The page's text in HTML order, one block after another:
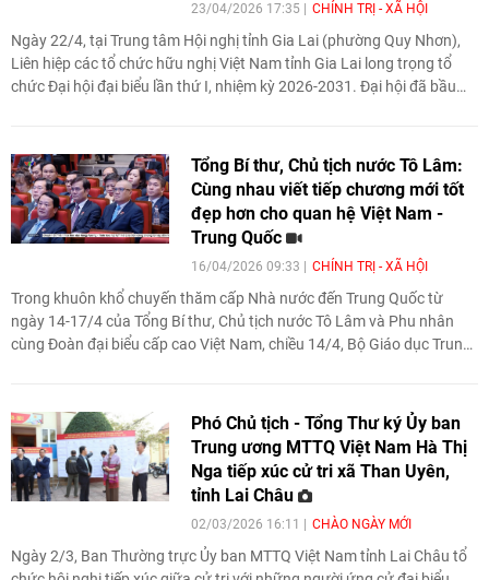
23/04/2026 17:35 CHÍNH TRỊ - XÃ HỘI
Ngày 22/4, tại Trung tâm Hội nghị tỉnh Gia Lai (phường Quy Nhơn),
Liên hiệp các tổ chức hữu nghị Việt Nam tỉnh Gia Lai long trọng tổ
chức Đại hội đại biểu lần thứ I, nhiệm kỳ 2026-2031. Đại hội đã bầu
chức hữu nghị Việt Nam tỉnh Gia Lai nhiệm kỳ 2026-2031.
Tổng Bí thư, Chủ tịch nước Tô Lâm:
Cùng nhau viết tiếp chương mới tốt
đẹp hơn cho quan hệ Việt Nam -
Trung Quốc
16/04/2026 09:33 CHÍNH TRỊ - XÃ HỘI
Trong khuôn khổ chuyến thăm cấp Nhà nước đến Trung Quốc từ
ngày 14-17/4 của Tổng Bí thư, Chủ tịch nước Tô Lâm và Phu nhân
cùng Đoàn đại biểu cấp cao Việt Nam, chiều 14/4, Bộ Giáo dục Trung
Việt Nam - Trung Quốc. Tổng Bí thư, Chủ tịch nước Tô Lâm đã đến dự
và phát biểu chính sách tại Trường Đại học Thanh Hoa.
Phó Chủ tịch - Tổng Thư ký Ủy ban
Trung ương MTTQ Việt Nam Hà Thị
Nga tiếp xúc cử tri xã Than Uyên,
tỉnh Lai Châu
02/03/2026 16:11 CHÀO NGÀY MỚI
Ngày 2/3, Ban Thường trực Ủy ban MTTQ Việt Nam tỉnh Lai Châu tổ